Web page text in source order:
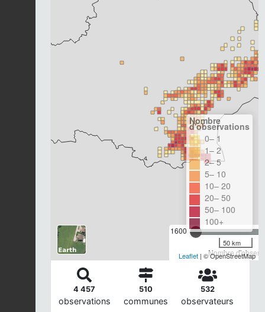
1600
Nombre
Nombre
d'observations
0– 1
1– 2
2– 5
5– 10
10– 20
20– 50
50– 100
100+
50 km
Leaflet | © OpenStreetMap
4 457
observations
510
communes
532
observateurs